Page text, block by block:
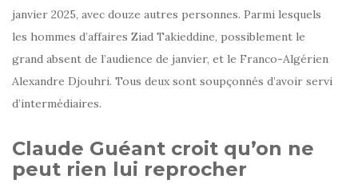
janvier 2025, avec douze autres personnes. Parmi lesquels
les hommes d’affaires Ziad Takieddine, possiblement le
grand absent de l’audience de janvier, et le Franco-Algérien
Alexandre Djouhri. Tous deux sont soupçonnés d’avoir servi
d’intermédiaires.
Claude Guéant croit qu’on ne
peut rien lui reprocher